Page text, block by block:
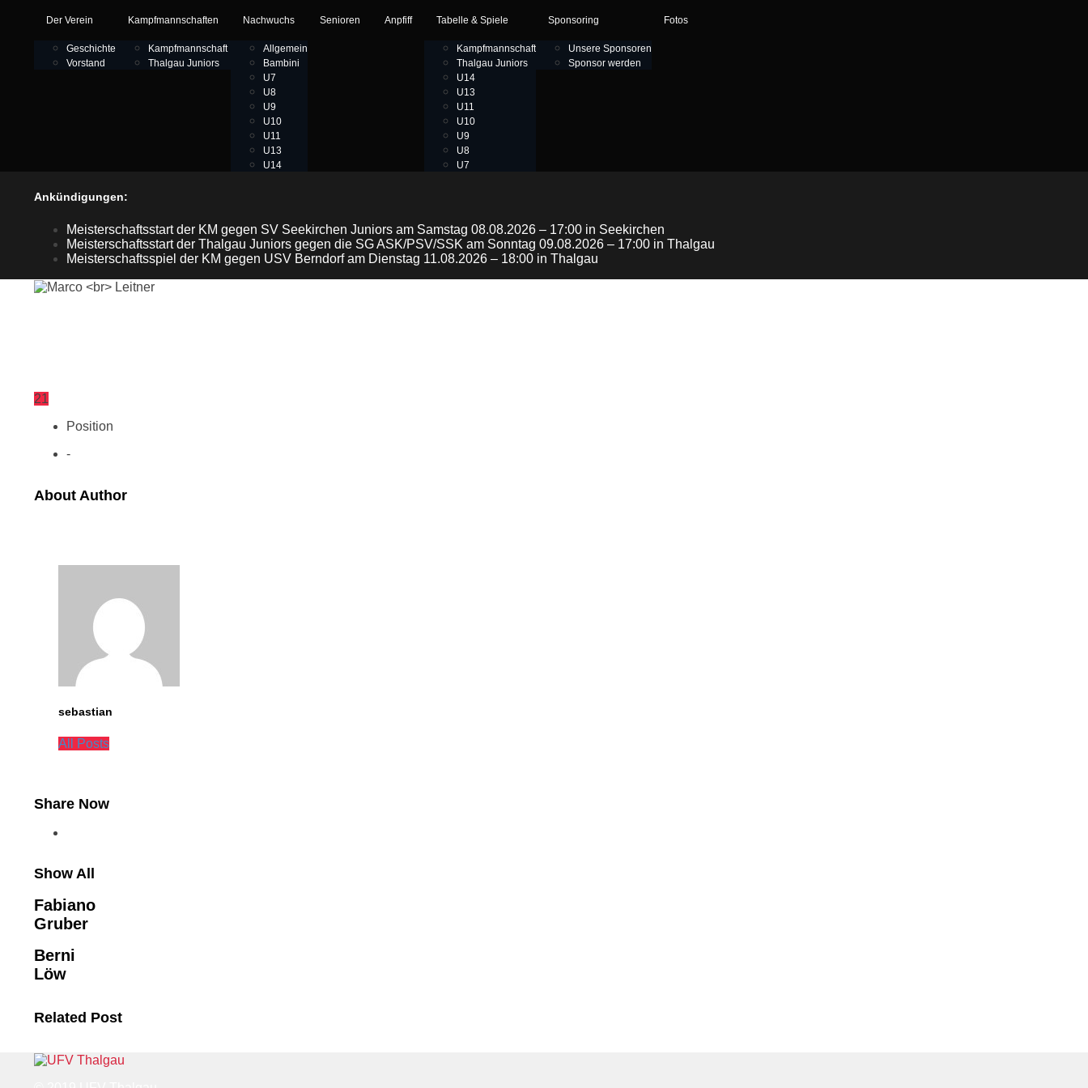
Der Verein
Geschichte
Vorstand
Kampfmannschaften
Kampfmannschaft
Thalgau Juniors
Nachwuchs
Allgemein
Bambini
U7
U8
U9
U10
U11
U13
U14
Senioren Anpfiff Tabelle & Spiele
Kampfmannschaft
Thalgau Juniors
U14
U13
U11
U10
U9
U8
U7
Sponsoring
Unsere Sponsoren
Sponsor werden
Fotos
Ankündigungen:
Meisterschaftsstart der KM gegen SV Seekirchen Juniors am Samstag 08.08.2026 – 17:00 in Seekirchen
Meisterschaftsstart der Thalgau Juniors gegen die SG ASK/PSV/SSK am Sonntag 09.08.2026 – 17:00 in Thalgau
Meisterschaftsspiel der KM gegen USV Berndorf am Dienstag 11.08.2026 – 18:00 in Thalgau
21
Position
-
About Author
sebastian
All Posts
Share Now
Show All
Fabiano
Gruber
Berni
Löw
Related Post